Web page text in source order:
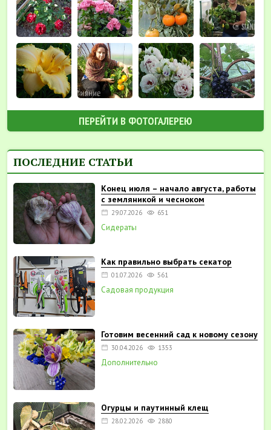
ПЕРЕЙТИ В ФОТОГАЛЕРЕЮ
ПОСЛЕДНИЕ СТАТЬИ
Конец июля – начало августа, работы
с земляникой и чесноком
29.07.2026 651
Сидераты
Как правильно выбрать секатор
01.07.2026 561
Садовая продукция
Готовим весенний сад к новому сезону
30.04.2026 1353
Дополнительно
Огурцы и паутинный клещ
28.02.2026 2880